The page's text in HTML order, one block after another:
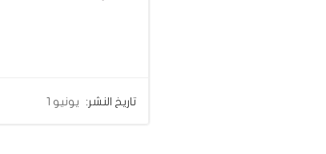
تاريخ النشر: يونيو 1